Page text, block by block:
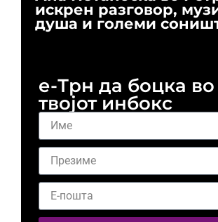
искрен разговор,
душа и големи
е-Трн да боцка во
твојот инбокс